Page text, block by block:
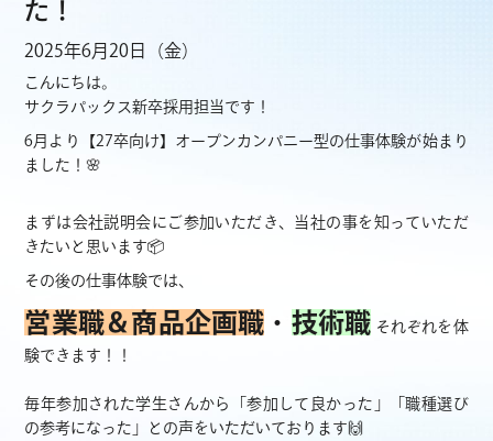
た！
2025年6月20日（金）
こんにちは。
サクラパックス新卒採用担当です！
6月より【27卒向け】オープンカンパニー型の仕事体験が始まり
ました！🌸
まずは会社説明会にご参加いただき、当社の事を知っていただ
きたいと思います📦
その後の仕事体験では、
営業職＆商品企画職 ・ 技術職 それぞれを体
験できます！！
毎年参加された学生さんから「参加して良かった」「職種選び
の参考になった」との声をいただいております🙌